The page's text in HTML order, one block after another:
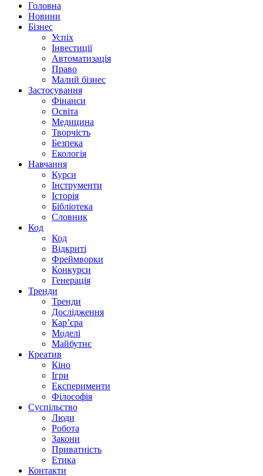
Головна
Новини
Бізнес
Успіх
Інвестиції
Автоматизація
Право
Малий бізнес
Застосування
Фінанси
Освіта
Медицина
Творчість
Безпека
Екологія
Навчання
Курси
Інструменти
Історія
Бібліотека
Словник
Код
Код
Відкриті
Фреймворки
Конкурси
Генерація
Тренди
Тренди
Дослідження
Кар’єра
Моделі
Майбутнє
Креатив
Кіно
Ігри
Експерименти
Філософія
Суспільство
Люди
Робота
Закони
Приватність
Етика
Контакти